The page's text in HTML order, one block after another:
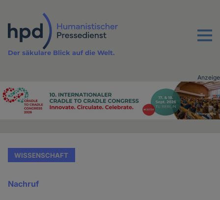
Inhalt
Menu
Der säkulare Blick auf die Welt.
Advertising
Anzeige
WISSENSCHAFT
Nachruf